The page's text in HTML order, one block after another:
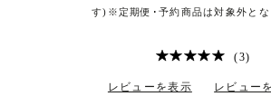
す)※定期便･予約商品は対象外とな
(3)
レビューを表示 レビュー